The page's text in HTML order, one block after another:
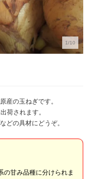
1/10
産の玉ねぎです。
荷されます。
どの具材にどうぞ。
の甘み品種に分けられま